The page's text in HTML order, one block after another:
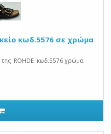
κωδ.5576 σε χρώμα
της ROHDE κωδ.5576 χρώμα